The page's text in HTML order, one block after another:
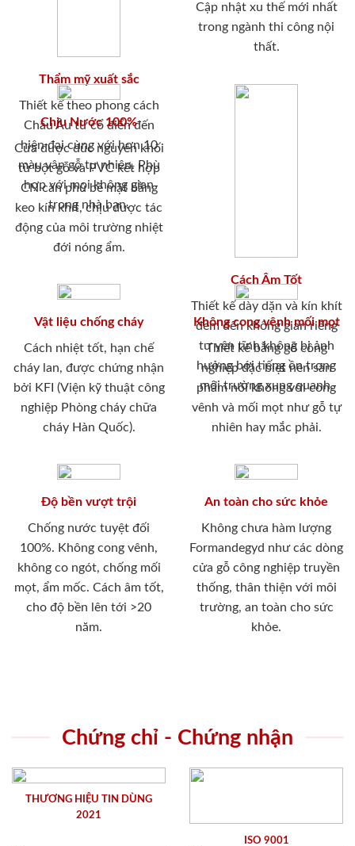
Thẩm mỹ xuất sắc
Thiết kế theo phong cách
Châu Âu từ cổ điển đến
hiện đại cùng với hơn 10
màu vân gỗ tự nhiên. Phù
hợp với mọi không gian
trong nhà bạn.
Cập nhật xu thế mới nhất
trong ngành thi công nội
thất.
Chịu Nước 100%
Cửa được đúc nguyên khối
từ bột gỗ và PVC kết hợp
CN cán phủ bề mặt bằng
keo kín khít, chịu được tác
động của môi trường nhiệt
đới nóng ẩm.
Cách Âm Tốt
Thiết kế dày dặn và kín khít
đem đến không gian riêng
tư yên tĩnh không bị ảnh
hưởng bới tiếng ồn trong
môi trường xung quanh.
Vật liệu chống cháy
Cách nhiệt tốt, hạn chế
cháy lan, được chứng nhận
bởi KFI (Viện kỹ thuật công
nghiệp Phòng cháy chữa
cháy Hàn Quốc).
Không cong vênh mối mọt
Thiết kế bằng gỗ công
nghiệp đặc biệt nên sản
phẩm nói không với cong
vênh và mối mọt như gỗ tự
nhiên hay mắc phải.
Độ bền vượt trội
Chống nước tuyệt đối
100%. Không cong vênh,
không co ngót, chống mối
mọt, ẩm mốc. Cách âm tốt,
cho độ bền lên tới >20
năm.
An toàn cho sức khỏe
Không chưa hàm lượng
Formandegyd như các dòng
cửa gỗ công nghiệp truyền
thống, thân thiện với môi
trường, an toàn cho sức
khỏe.
Chứng chỉ - Chứng nhận
THƯƠNG HIỆU TIN DÙNG
2021
ISO 9001